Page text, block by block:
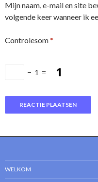
Mijn naam, e-mail en site
volgende keer wanneer ik
Controlesom*
− 1 =
WELKOM